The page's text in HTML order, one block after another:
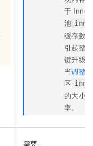
于
池
缓存数
引起整
键升级
当调整
区
的大小
率。
需要。